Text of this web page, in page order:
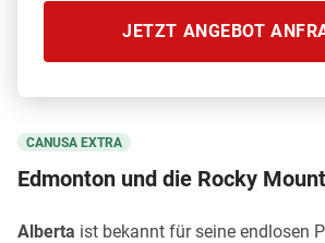
JETZT ANGEBOT
CANUSA EXTRA
Edmonton und die Rocky
Alberta ist bekannt für seine endlosen